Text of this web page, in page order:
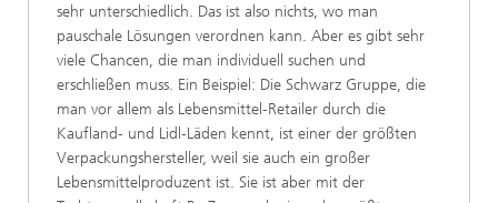
sehr unterschiedlich. Das ist also nichts, wo man
pauschale Lösungen verordnen kann. Aber es gibt sehr
viele Chancen, die man individuell suchen und
erschließen muss. Ein Beispiel: Die Schwarz Gruppe, die
man vor allem als Lebensmittel-Retailer durch die
Kaufland- und Lidl-Läden kennt, ist einer der größten
Verpackungshersteller, weil sie auch ein großer
Lebensmittelproduzent ist. Sie ist aber mit der